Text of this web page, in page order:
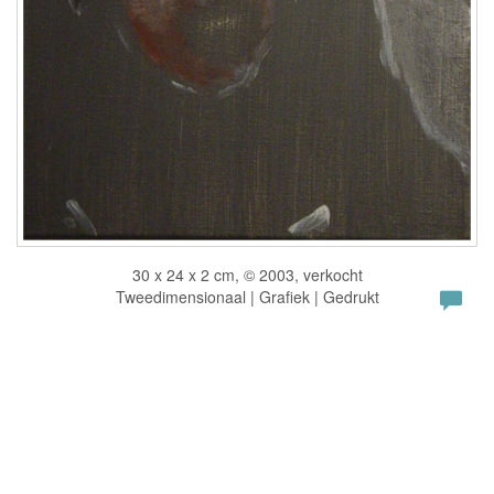
30 x 24 x 2 cm, © 2003, verkocht
Tweedimensionaal | Grafiek | Gedrukt